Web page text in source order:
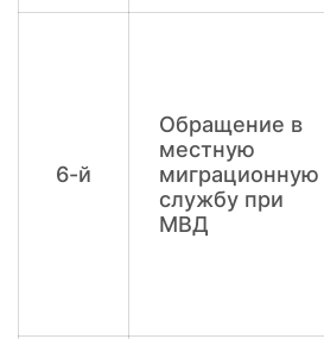
6-й
Обращение в
местную
миграционную
службу при
МВД